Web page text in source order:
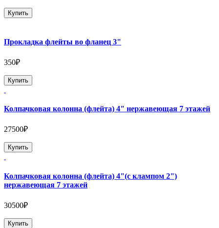
Купить
Прокладка флейты во фланец 3"
350₽
Купить
Колпачковая колонна (флейта) 4" нержавеющая 7 этажей
27500₽
Купить
Колпачковая колонна (флейта) 4"(с клампом 2")
нержавеющая 7 этажей
30500₽
Купить